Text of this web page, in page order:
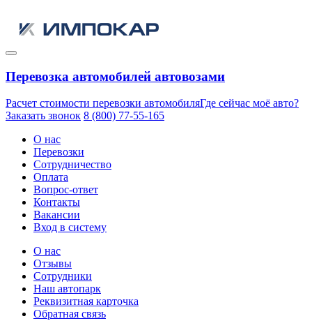
Перевозка автомобилей автовозами
Расчет стоимости перевозки автомобиляГде сейчас моё авто?
Заказать звонок 8 (800) 77-55-165
О нас
Перевозки
Сотрудничество
Оплата
Вопрос-ответ
Контакты
Вакансии
Вход в систему
О нас
Отзывы
Сотрудники
Наш автопарк
Реквизитная карточка
Обратная связь